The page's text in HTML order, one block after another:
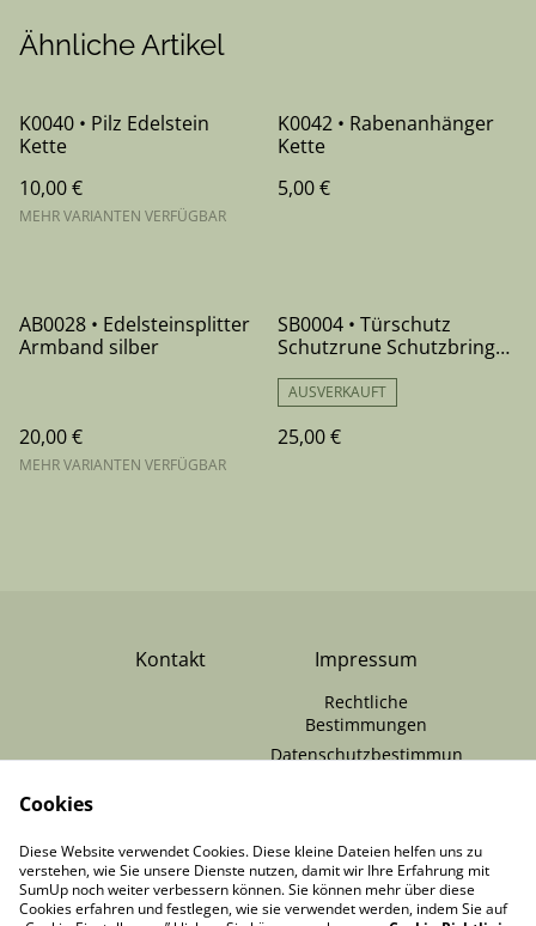
Ähnliche Artikel
K0040 • Pilz Edelstein
Kette
10,00 €
MEHR VARIANTEN VERFÜGBAR
K0042 • Rabenanhänger
Kette
5,00 €
AB0028 • Edelsteinsplitter
Armband silber
20,00 €
MEHR VARIANTEN VERFÜGBAR
SB0004 • Türschutz
Schutzrune Schutzbringer
AUSVERKAUFT
25,00 €
Kontakt Impressum
Rechtliche
Bestimmungen
Datenschutzbestimmun
VERTRAG
WIDERRUFEN
Cookies
Diese Website verwendet Cookies. Diese kleine Dateien helfen uns zu
verstehen, wie Sie unsere Dienste nutzen, damit wir Ihre Erfahrung mit
SumUp noch weiter verbessern können. Sie können mehr über diese
Cookies erfahren und festlegen, wie sie verwendet werden, indem Sie auf